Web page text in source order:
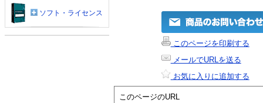
このページを印刷する
メールでURLを送る
お気に入りに追加する
このページのURL
ソフト・ライセンス